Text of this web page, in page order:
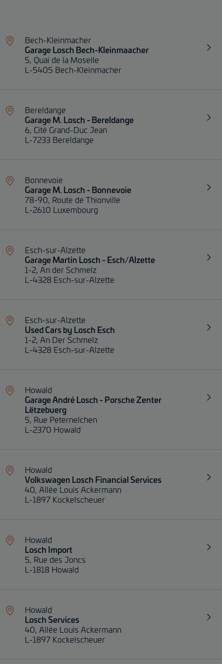
Bech-Kleinmacher
Garage Losch Bech-Kleinmaacher
5, Quai de la Moselle
L-5405 Bech-Kleinmacher
Bereldange
Garage M. Losch - Bereldange
6, Cité Grand-Duc Jean
L-7233 Bereldange
Bonnevoie
Garage M. Losch - Bonnevoie
78-90, Route de Thionville
L-2610 Luxembourg
Esch-sur-Alzette
Garage Martin Losch - Esch/Alzette
1-2, An der Schmelz
L-4328 Esch-sur-Alzette
Esch-sur-Alzette
Used Cars by Losch Esch
1-2, An Der Schmelz
L-4328 Esch-sur-Alzette
Howald
Garage André Losch - Porsche Zenter
Lëtzebuerg
5, Rue Peternelchen
L-2370 Howald
Howald
Volkswagen Losch Financial Services
40, Allée Louis Ackermann
L-1897 Kockelscheuer
Howald
Losch Import
5, Rue des Joncs
L-1818 Howald
Howald
Losch Services
40, Allée Louis Ackermann
L-1897 Kockelscheuer